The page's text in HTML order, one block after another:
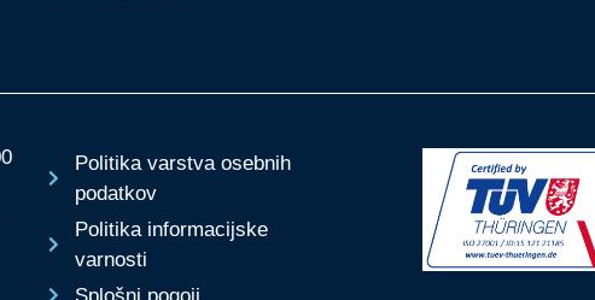
Politika varstva osebnih
podatkov
Politika informacijske
varnosti
Splošni pogoji